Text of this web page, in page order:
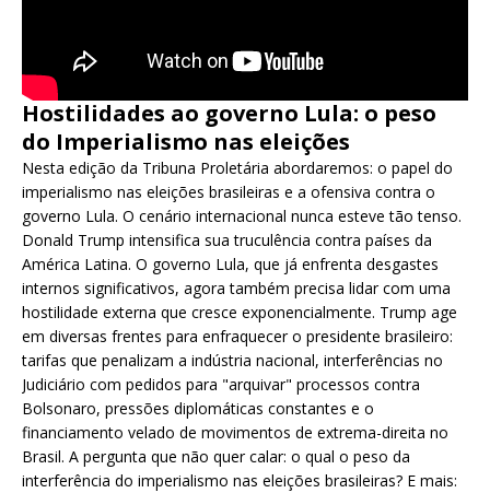
Hostilidades ao governo Lula: o peso
do Imperialismo nas eleições
Nesta edição da Tribuna Proletária abordaremos: o papel do
imperialismo nas eleições brasileiras e a ofensiva contra o
governo Lula. O cenário internacional nunca esteve tão tenso.
Donald Trump intensifica sua truculência contra países da
América Latina. O governo Lula, que já enfrenta desgastes
internos significativos, agora também precisa lidar com uma
hostilidade externa que cresce exponencialmente. Trump age
em diversas frentes para enfraquecer o presidente brasileiro:
tarifas que penalizam a indústria nacional, interferências no
Judiciário com pedidos para "arquivar" processos contra
Bolsonaro, pressões diplomáticas constantes e o
financiamento velado de movimentos de extrema-direita no
Brasil. A pergunta que não quer calar: o qual o peso da
interferência do imperialismo nas eleições brasileiras? E mais: